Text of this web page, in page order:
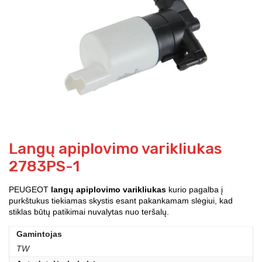
Langų apiplovimo varikliukas
2783PS-1
PEUGEOT langų apiplovimo varikliukas kurio pagalba į
purkštukus tiekiamas skystis esant pakankamam slėgiui, kad
stiklas būtų patikimai nuvalytas nuo teršalų.
Gamintojas
TW